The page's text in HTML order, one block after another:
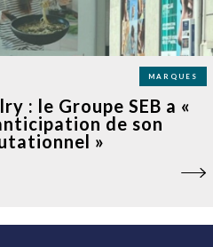
MARQUES
: le Groupe SEB a «
de son
»